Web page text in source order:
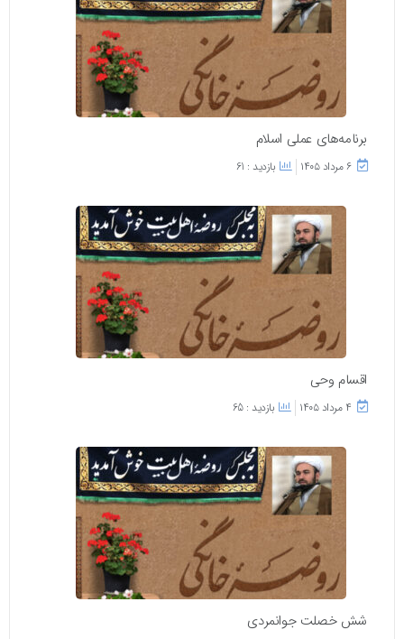
برنامه‌های عملی اسلام
۶ مرداد ۱۴۰۵ بازدید : 61
اقسام وحی
۴ مرداد ۱۴۰۵ بازدید : 65
شش خصلت جوانمردی